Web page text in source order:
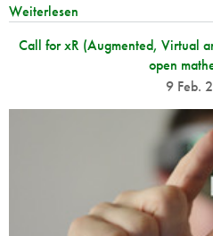
Weiterlesen
Call for xR (Augmented, Virtual
open
9 Feb.